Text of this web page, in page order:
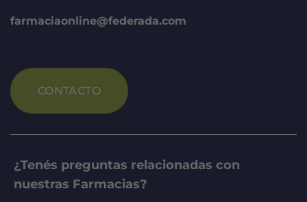
farmaciaonline@federada.com
CONTACTO
¿Tenés preguntas relacionadas con
nuestras Farmacias?